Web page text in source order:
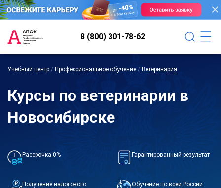
8 (800) 301-78-62
Учебный центр / Профессиональное обучение / Ветеринария
Курсы по ветеринарии в
Новосибирске
Рассрочка 0% Гарантированный результат
Получение налогового
Обучение по всей России